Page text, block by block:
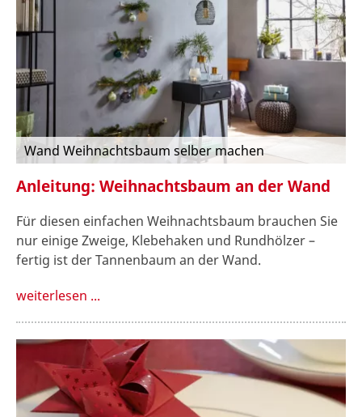
Wand Weihnachtsbaum selber machen
Anleitung: Weihnachtsbaum an der Wand
Für diesen einfachen Weihnachtsbaum brauchen Sie
nur einige Zweige, Klebehaken und Rundhölzer –
fertig ist der Tannenbaum an der Wand.
weiterlesen ...